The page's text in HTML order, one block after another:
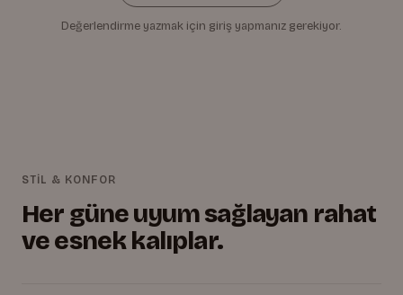
Değerlendirme yazmak için giriş yapmanız gerekiyor.
STİL & KONFOR
Her güne uyum sağlayan rahat
ve esnek kalıplar.